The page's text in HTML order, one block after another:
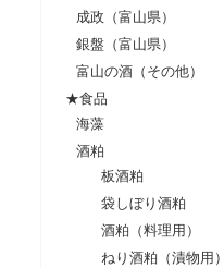
成政（富山県）
銀盤（富山県）
富山の酒（その他）
★食品
海藻
酒粕
板酒粕
袋しぼり酒粕
酒粕（料理用）
ねり酒粕（漬物用）